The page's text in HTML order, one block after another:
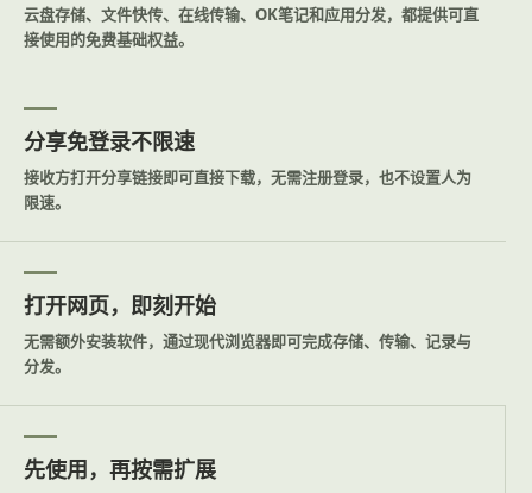
云盘存储、文件快传、在线传输、OK笔记和应用分发，都提供可直
接使用的免费基础权益。
分享免登录不限速
接收方打开分享链接即可直接下载，无需注册登录，也不设置人为
限速。
打开网页，即刻开始
无需额外安装软件，通过现代浏览器即可完成存储、传输、记录与
分发。
先使用，再按需扩展